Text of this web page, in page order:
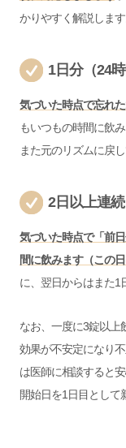
かりやすく解説します
1日分（24
気づいた時点で忘れ
もいつもの時間に飲
また元のリズムに戻
2日以上連
気づいた時点で「前
間に飲みます（この日
に、翌日からはまた1
なお、一度に3錠以上
効果が不安定になり
は医師に相談すると
開始日を1日目として